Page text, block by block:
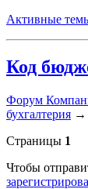
Активные
Код
Форум
бухгалтерия →
Страницы 1
Чтобы